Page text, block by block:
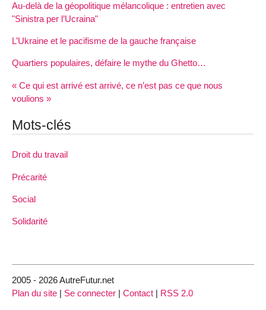
Au-delà de la géopolitique mélancolique : entretien avec
"Sinistra per l’Ucraina"
L’Ukraine et le pacifisme de la gauche française
Quartiers populaires, défaire le mythe du Ghetto…
« Ce qui est arrivé est arrivé, ce n’est pas ce que nous
voulions »
Mots-clés
Droit du travail
Précarité
Social
Solidarité
2005 - 2026 AutreFutur.net
Plan du site | Se connecter | Contact | RSS 2.0